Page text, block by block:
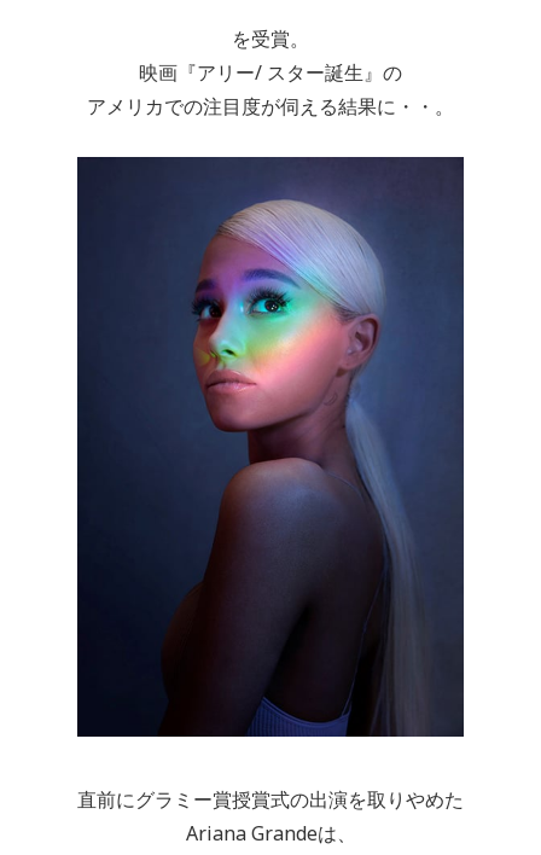
を受賞。
映画『アリー/ スター誕生』の
アメリカでの注目度が伺える結果に・・。
直前にグラミー賞授賞式の出演を取りやめた
Ariana Grandeは、